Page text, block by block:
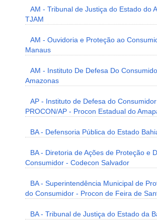
AM - Tribunal de Justiça do Estado do
TJAM
AM - Ouvidoria e Proteção ao
Manaus
AM - Instituto De Defesa Do
Amazonas
AP - Instituto de Defesa do
PROCON/AP - Procon Estadual do
BA - Defensoria Pública do Estado
BA - Diretoria de Ações de Proteção e
Consumidor - Codecon Salvador
BA - Superintendência Municipal de
do Consumidor - Procon de Feira de
BA - Tribunal de Justiça do Estado da